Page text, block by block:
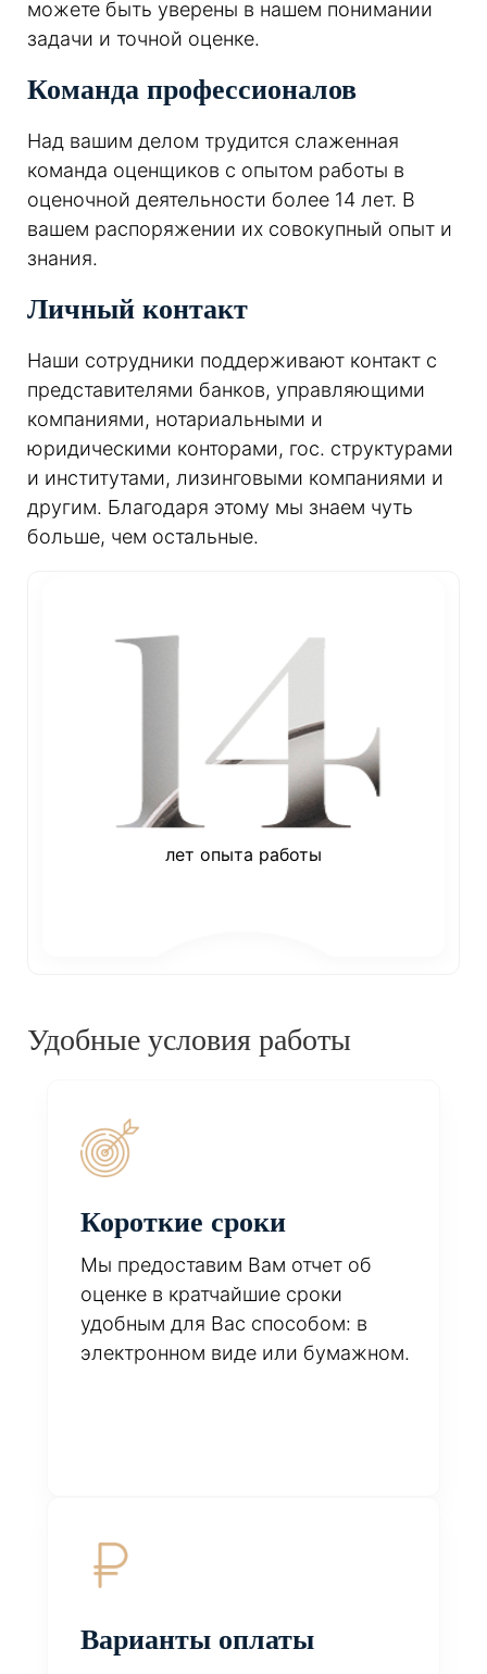
можете быть уверены в нашем понимании
задачи и точной оценке.
Команда профессионалов
Над вашим делом трудится слаженная
команда оценщиков с опытом работы в
оценочной деятельности более 14 лет. В
вашем распоряжении их совокупный опыт и
знания.
Личный контакт
Наши сотрудники поддерживают контакт с
представителями банков, управляющими
компаниями, нотариальными и
юридическими конторами, гос. структурами
и институтами, лизинговыми компаниями и
другим. Благодаря этому мы знаем чуть
больше, чем остальные.
лет опыта работы
Удобные условия работы
Короткие сроки
Мы предоставим Вам отчет об
оценке в кратчайшие сроки
удобным для Вас способом: в
электронном виде или бумажном.
Варианты оплаты